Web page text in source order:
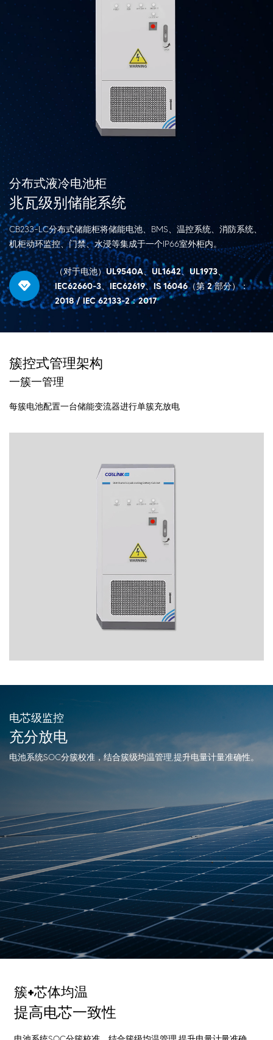
分布式液冷电池柜
兆瓦级别储能系统
CB233-LC分布式储能柜将储能电池、BMS、温控系统、消防系统、
机柜动环监控、门禁、水浸等集成于一个IP66室外柜内。
（对于电池）UL9540A、UL1642、UL1973、
IEC62660-3、IEC62619、IS 16046（第 2 部分）：
2018 / IEC 62133-2：2017
簇控式管理架构
一簇一管理
每簇电池配置一台储能变流器进行单簇充放电
电芯级监控
充分放电
电池系统SOC分簇校准，结合簇级均温管理,提升电量计量准确性。
簇+芯体均温
提高电芯一致性